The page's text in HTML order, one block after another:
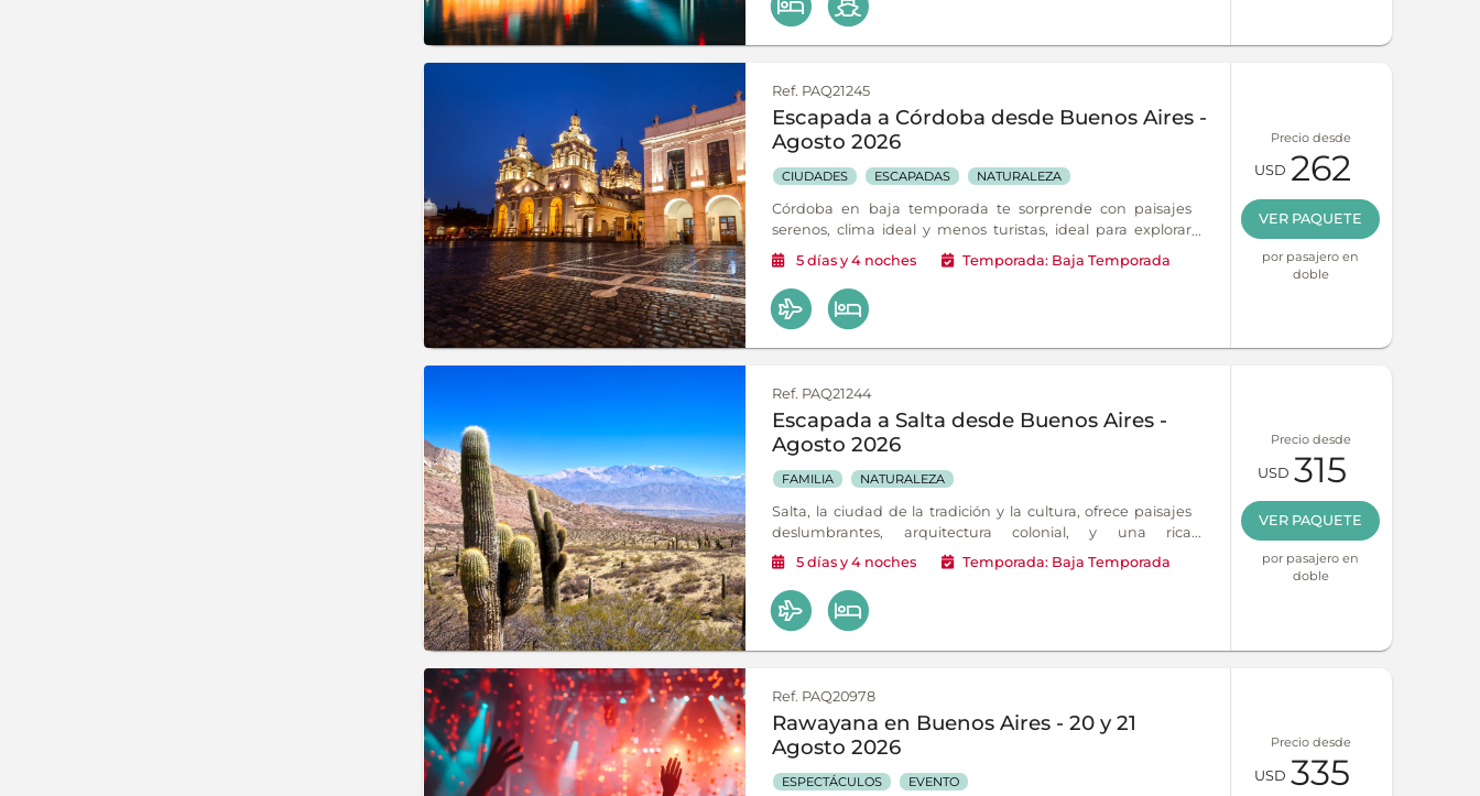
Ref. PAQ21245
Escapada a Córdoba desde Buenos Aires -
Agosto 2026
CIUDADES ESCAPADAS NATURALEZA
Córdoba en baja temporada te sorprende con paisajes
serenos, clima ideal y menos turistas, ideal para explorar
sus sierras, pueblos con historia y sabores regionales.
5días y 4 noches Temporada: Baja Temporada
Precio desde
USD 262
VER PAQUETE
por pasajero en
doble
Ref. PAQ21244
Escapada a Salta desde Buenos Aires -
Agosto 2026
FAMILIA NATURALEZA
Salta, la ciudad de la tradición y la cultura, ofrece paisajes
deslumbrantes, arquitectura colonial, y una rica
gastronomía. Descubre sus montañas, valles y la calidez de
su gente.
5días y 4 noches Temporada: Baja Temporada
Precio desde
USD 315
VER PAQUETE
por pasajero en
doble
Ref. PAQ20978
Rawayana en Buenos Aires - 20 y 21
Agosto 2026
ESPECTÁCULOS EVENTO
Precio desde
USD 335